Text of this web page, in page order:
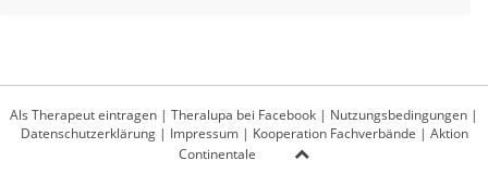
Als Therapeut eintragen | Theralupa bei Facebook | Nutzungsbedingungen |
Datenschutzerklärung| Impressum| Kooperation Fachverbände | Aktion
Continentale